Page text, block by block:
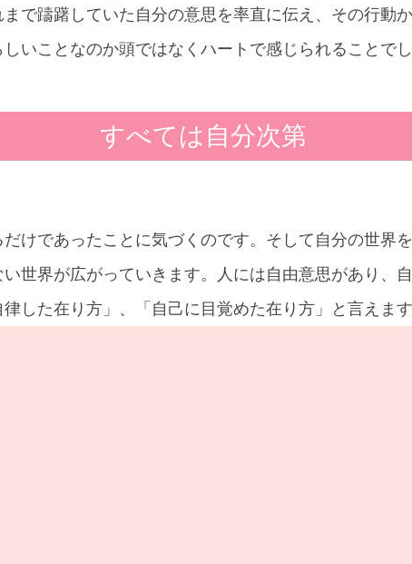
で躊躇していた自分の意思を率直に伝え、その行動
いことなのか頭ではなくハートで感じられることでし
すべては自分次第
けであったことに気づくのです。そして自分の世界
世界が広がっていきます。人には自由意思があり、
した在り方」、「自己に目覚めた在り方」と言えま